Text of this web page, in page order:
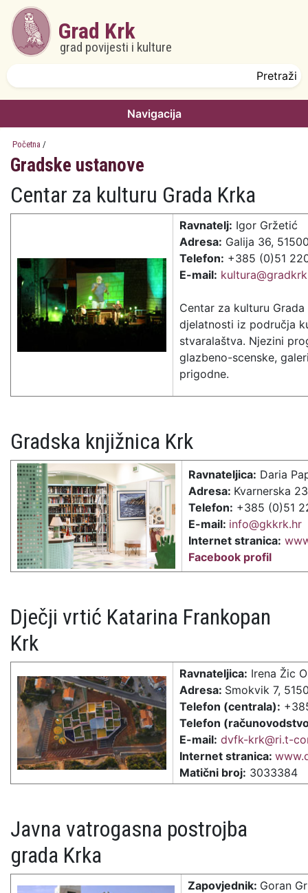
Skoči na glavni sadržaj
Grad Krk
grad povijesti i kulture
Navigacija
Početna /
Gradske ustanove
Centar za kulturu Grada Krka
Ravnatelj: Igor Gržetić
Adresa: Galija 36,
Telefon: +385 (0)51
E-mail:
Centar za kulturu
djelatnosti iz područja
stvaralaštva. Njezini
glazbeno-scenske,
prigodne.
Gradska knjižnica Krk
Ravnateljica: Daria
Adresa: Kvarnerska
Telefon: +385 (0)51
E-mail: info@gkkrk.hr
Internet stranica:
Facebook profil
Dječji vrtić Katarina Frankopan
Krk
Ravnateljica: Irena Žic
Adresa: Smokvik 7,
Telefon (centrala):
Telefon
E-mail: dvfk-krk@ri.t-
Internet stranica:
Matični broj: 3033384
Javna vatrogasna postrojba
grada Krka
Zapovjednik: Goran